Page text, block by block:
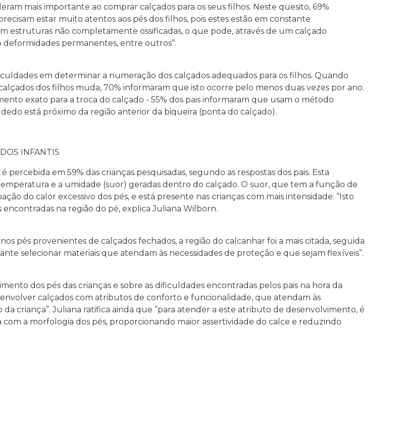
mais importante ao comprar calçados para os seus filhos. Neste quesito, 69%
estar muito atentos aos pés dos filhos, pois estes estão em constante
estruturas não completamente ossificadas, o que pode, através de um calçado
permanentes, entre outros”.
em determinar a numeração dos calçados adequados para os filhos. Quando
dos filhos muda, 70% informaram que isto ocorre pelo menos duas vezes por ano.
exato para a troca do calçado - 55% dos pais informaram que usam o método
está próximo da região anterior da biqueira (ponta do calçado).
INFANTIS
em 59% das crianças pesquisadas, segundo as respostas dos pais. Esta
e a umidade (suor) geradas dentro do calçado. O suor, que tem a função de
do calor excessivo dos pés, e está presente nas crianças com mais intensidade. “Isto
na região do pé, explica Juliana Wilborn.
pés provenientes de calçados fechados, a região do calcanhar foi a mais citada, seguida
selecionar materiais que atendam às necessidades de proteção e que sejam flexíveis”.
dos pés das crianças e sobre as dificuldades encontradas pelos pais na hora da
calçados com atributos de conforto e funcionalidade, que atendam às
criança”. Juliana ratifica ainda que “para atender a este atributo de desenvolvimento, é
a morfologia dos pés, proporcionando maior assertividade do calce e reduzindo